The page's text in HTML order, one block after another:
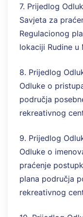
7. Prijedlog
Savjeta za
Regulacionog
lokaciji Rudine u
8. Prijedlog
Odluke o
područja
rekreativnog
9. Prijedlog
Odluke o
praćenje
plana područja
rekreativnog